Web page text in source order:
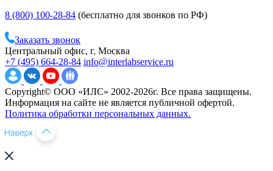
8 (800) 100-28-84 (бесплатно для звонков по РФ)
Заказать звонок
Центральный офис, г. Москва
+7 (495) 664-28-84 info@interlabservice.ru
Copyright© ООО «ИЛС» 2002-2026г. Все права защищены.
Информация на сайте не является публичной офертой.
Политика обработки персональных данных.